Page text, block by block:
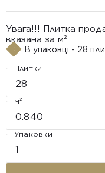
Увага!!! Плитка
вказана за м²
В упаковці - 28
Плитки
м²
Упаковки